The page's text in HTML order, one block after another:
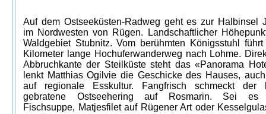
Auf dem Ostseeküsten-Radweg geht es zur Halbinsel
im Nordwesten von Rügen. Landschaftlicher
Waldgebiet Stubnitz. Vom berühmten Königsstuhl
Kilometer lange Hochuferwanderweg nach Lohme.
Abbruchkante der Steilküste steht das «Panorama
lenkt Matthias Ogilvie die Geschicke des Hauses,
auf regionale Esskultur. Fangfrisch schmeckt der
gebratene Ostseehering auf Rosmarin. Sei es
Fischsuppe, Matjesfilet auf Rügener Art oder